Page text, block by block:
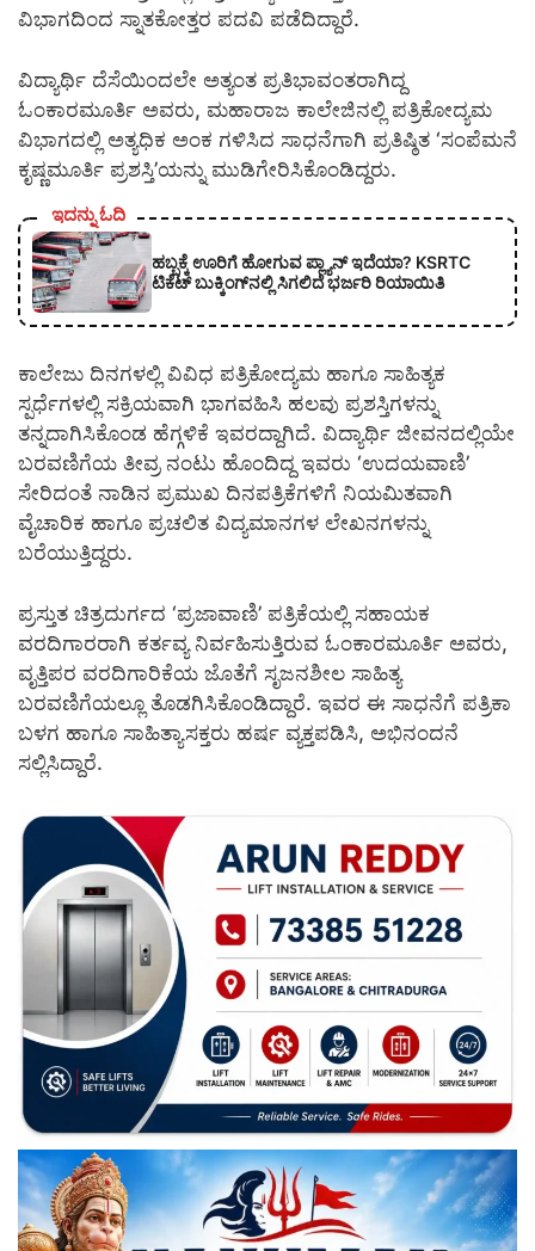
ವಿಭಾಗದಿಂದ ಸ್ನಾತಕೋತ್ತರ ಪದವಿ ಪಡೆದಿದ್ದಾರೆ.
​ವಿದ್ಯಾರ್ಥಿ ದೆಸೆಯಿಂದಲೇ ಅತ್ಯಂತ ಪ್ರತಿಭಾವಂತರಾಗಿದ್ದ
ಓಂಕಾರಮೂರ್ತಿ ಅವರು, ಮಹಾರಾಜ ಕಾಲೇಜಿನಲ್ಲಿ ಪತ್ರಿಕೋದ್ಯಮ
ವಿಭಾಗದಲ್ಲಿ ಅತ್ಯಧಿಕ ಅಂಕ ಗಳಿಸಿದ ಸಾಧನೆಗಾಗಿ ಪ್ರತಿಷ್ಠಿತ ‘ಸಂಪೆಮನೆ
ಕೃಷ್ಣಮೂರ್ತಿ ಪ್ರಶಸ್ತಿ’ಯನ್ನು ಮುಡಿಗೇರಿಸಿಕೊಂಡಿದ್ದರು.
ಇದನ್ನು ಓದಿ
ಹಬ್ಬಕ್ಕೆ ಊರಿಗೆ ಹೋಗುವ ಪ್ಲ್ಯಾನ್ ಇದೆಯಾ? KSRTC
ಟಿಕೆಟ್ ಬುಕ್ಕಿಂಗ್‌ನಲ್ಲಿ ಸಿಗಲಿದೆ ಭರ್ಜರಿ ರಿಯಾಯಿತಿ
ಕಾಲೇಜು ದಿನಗಳಲ್ಲಿ ವಿವಿಧ ಪತ್ರಿಕೋದ್ಯಮ ಹಾಗೂ ಸಾಹಿತ್ಯಕ
ಸ್ಪರ್ಧೆಗಳಲ್ಲಿ ಸಕ್ರಿಯವಾಗಿ ಭಾಗವಹಿಸಿ ಹಲವು ಪ್ರಶಸ್ತಿಗಳನ್ನು
ತನ್ನದಾಗಿಸಿಕೊಂಡ ಹೆಗ್ಗಳಿಕೆ ಇವರದ್ದಾಗಿದೆ. ವಿದ್ಯಾರ್ಥಿ ಜೀವನದಲ್ಲಿಯೇ
ಬರವಣಿಗೆಯ ತೀವ್ರ ನಂಟು ಹೊಂದಿದ್ದ ಇವರು ‘ಉದಯವಾಣಿ’
ಸೇರಿದಂತೆ ನಾಡಿನ ಪ್ರಮುಖ ದಿನಪತ್ರಿಕೆಗಳಿಗೆ ನಿಯಮಿತವಾಗಿ
ವೈಚಾರಿಕ ಹಾಗೂ ಪ್ರಚಲಿತ ವಿದ್ಯಮಾನಗಳ ಲೇಖನಗಳನ್ನು
ಬರೆಯುತ್ತಿದ್ದರು.
ಪ್ರಸ್ತುತ ಚಿತ್ರದುರ್ಗದ ‘ಪ್ರಜಾವಾಣಿ’ ಪತ್ರಿಕೆಯಲ್ಲಿ ಸಹಾಯಕ
ವರದಿಗಾರರಾಗಿ ಕರ್ತವ್ಯ ನಿರ್ವಹಿಸುತ್ತಿರುವ ಓಂಕಾರಮೂರ್ತಿ ಅವರು,
ವೃತ್ತಿಪರ ವರದಿಗಾರಿಕೆಯ ಜೊತೆಗೆ ಸೃಜನಶೀಲ ಸಾಹಿತ್ಯ
ಬರವಣಿಗೆಯಲ್ಲೂ ತೊಡಗಿಸಿಕೊಂಡಿದ್ದಾರೆ. ಇವರ ಈ ಸಾಧನೆಗೆ ಪತ್ರಿಕಾ
ಬಳಗ ಹಾಗೂ ಸಾಹಿತ್ಯಾಸಕ್ತರು ಹರ್ಷ ವ್ಯಕ್ತಪಡಿಸಿ, ಅಭಿನಂದನೆ
ಸಲ್ಲಿಸಿದ್ದಾರೆ.